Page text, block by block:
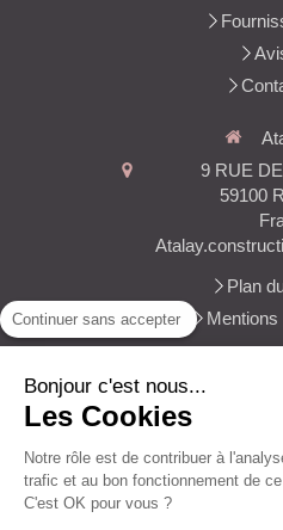
9 RUE
59100
Plan
Mentions
construction de terrasse
d'intérieur, maçonnerie générale
Création et référencement du site par
Continuer sans accepter
Bonjour c'est nous...
Les Cookies
Notre rôle est de contribuer à
trafic et au bon fonctionnement de
C'est OK pour vous ?